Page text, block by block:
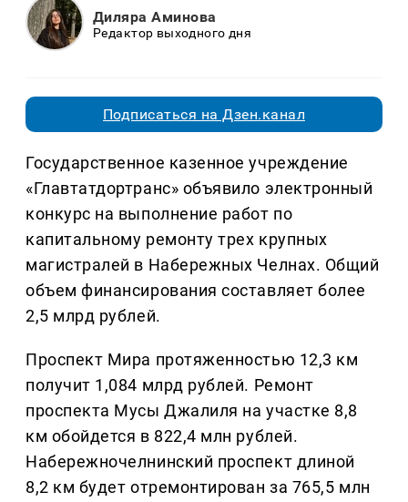
Диляра Аминова
Редактор выходного дня
Подписаться на Дзен.канал
Государственное казенное учреждение
«Главтатдортранс» объявило электронный
конкурс на выполнение работ по
капитальному ремонту трех крупных
магистралей в Набережных Челнах. Общий
объем финансирования составляет более
2,5 млрд рублей.
Проспект Мира протяженностью 12,3 км
получит 1,084 млрд рублей. Ремонт
проспекта Мусы Джалиля на участке 8,8
км обойдется в 822,4 млн рублей.
Набережночелнинский проспект длиной
8,2 км будет отремонтирован за 765,5 млн